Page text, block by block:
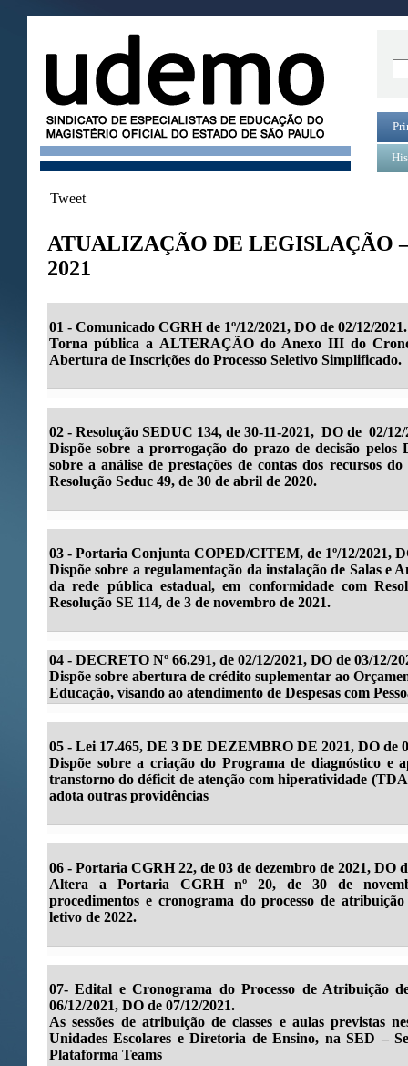
Tweet
ATUALIZAÇÃO DE LEGISLAÇÃO
2021
01 - Comunicado CGRH de 1º/12/2021, DO de 02/12/2021.
Torna pública a ALTERAÇÃO do Anexo III do
Abertura de Inscrições do Processo Seletivo Simplificado.
02 - Resolução SEDUC 134, de 30-11-2021, DO de 02/12/
Dispõe sobre a prorrogação do prazo de decisão pelos
sobre a análise de prestações de contas dos recursos
Resolução Seduc 49, de 30 de abril de 2020.
03 - Portaria Conjunta COPED/CITEM, de 1º/12/2021,
Dispõe sobre a regulamentação da instalação de Salas e
da rede pública estadual, em conformidade com
Resolução SE 114, de 3 de novembro de 2021.
04 - DECRETO Nº 66.291, de 02/12/2021, DO de 03/12/
Dispõe sobre abertura de crédito suplementar ao
Educação, visando ao atendimento de Despesas com
05 - Lei 17.465, DE 3 DE DEZEMBRO DE 2021, DO de
Dispõe sobre a criação do Programa de diagnóstico e
transtorno do déficit de atenção com hiperatividade
adota outras providências
06 - Portaria CGRH 22, de 03 de dezembro de 2021, DO
Altera a Portaria CGRH nº 20, de 30 de
procedimentos e cronograma do processo de
letivo de 2022.
07- Edital e Cronograma do Processo de Atribuição
06/12/2021, DO de 07/12/2021.
As sessões de atribuição de classes e aulas previstas
Unidades Escolares e Diretoria de Ensino, na SED –
Plataforma Teams